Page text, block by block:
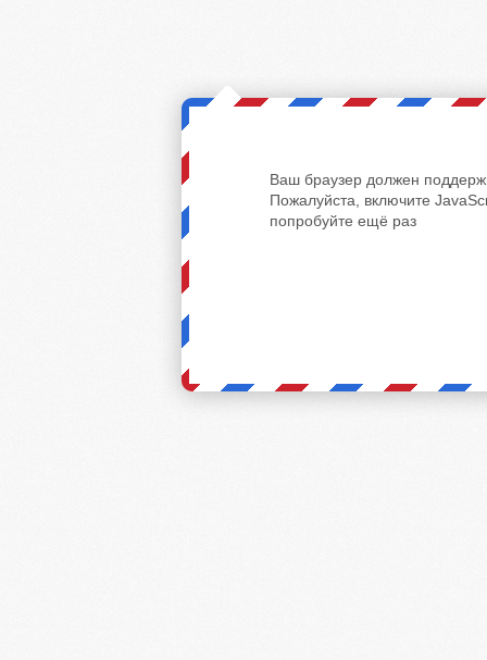
Ваш браузер должен
Пожалуйста, включите
попробуйте ещё раз